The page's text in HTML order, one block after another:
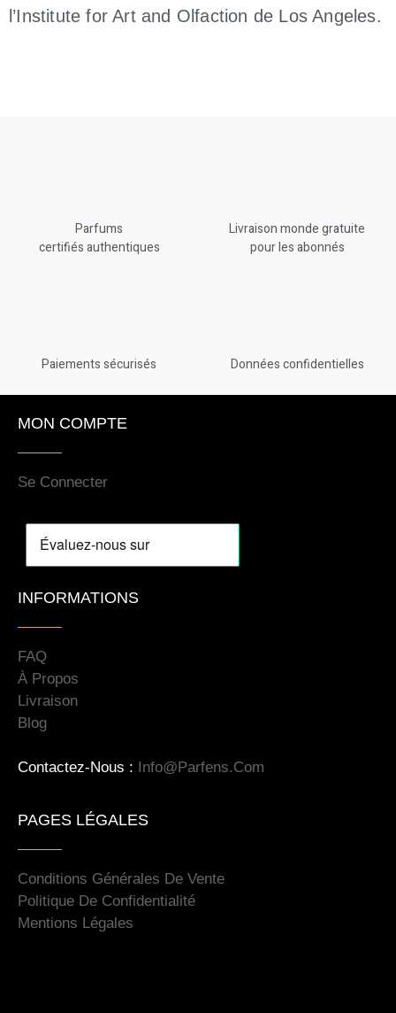
l’Institute for Art and Olfaction de Los Angeles.
Parfums
certifiés authentiques
Livraison monde gratuite
pour les abonnés
Paiements sécurisés Données confidentielles
MON COMPTE
Se Connecter
INFORMATIONS
FAQ
À Propos
Livraison
Blog
Contactez-Nous : Info@parfens.com
PAGES LÉGALES
Conditions Générales De Vente
Politique De Confidentialité
Mentions Légales